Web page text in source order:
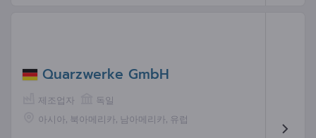
Quarzwerke GmbH
제조업자
독일
아시아, 북아메리카, 남아메리카, 유럽